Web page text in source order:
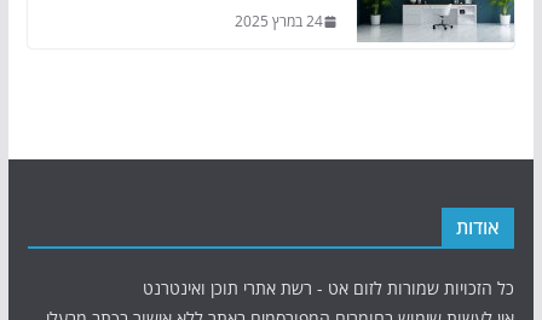
24 במרץ 2025
אודות
כל הזכויות שמורות לזום אט - רשת אתרי תוכן ואינטרנט